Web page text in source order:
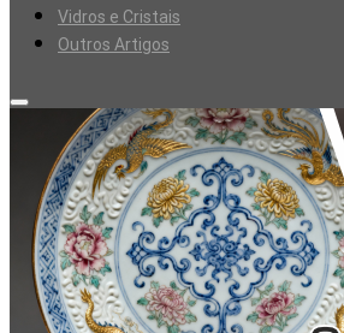
Vidros e Cristais
Outros Artigos